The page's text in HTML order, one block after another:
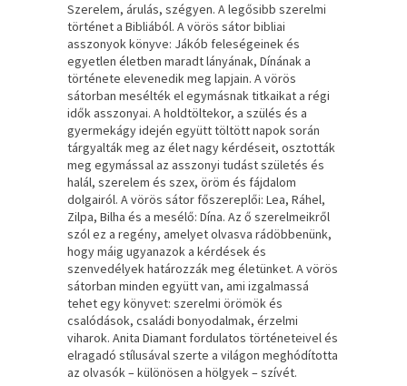
Szerelem, árulás, szégyen. A legősibb szerelmi
történet a Bibliából. A vörös sátor bibliai
asszonyok könyve: Jákób feleségeinek és
egyetlen életben maradt lányának, Dínának a
története elevenedik meg lapjain. A vörös
sátorban mesélték el egymásnak titkaikat a régi
idők asszonyai. A holdtöltekor, a szülés és a
gyermekágy idején együtt töltött napok során
tárgyalták meg az élet nagy kérdéseit, osztották
meg egymással az asszonyi tudást születés és
halál, szerelem és szex, öröm és fájdalom
dolgairól. A vörös sátor főszereplői: Lea, Ráhel,
Zilpa, Bilha és a mesélő: Dína. Az ő szerelmeikről
szól ez a regény, amelyet olvasva rádöbbenünk,
hogy máig ugyanazok a kérdések és
szenvedélyek határozzák meg életünket. A vörös
sátorban minden együtt van, ami izgalmassá
tehet egy könyvet: szerelmi örömök és
csalódások, családi bonyodalmak, érzelmi
viharok. Anita Diamant fordulatos történeteivel és
elragadó stílusával szerte a világon meghódította
az olvasók – különösen a hölgyek – szívét.